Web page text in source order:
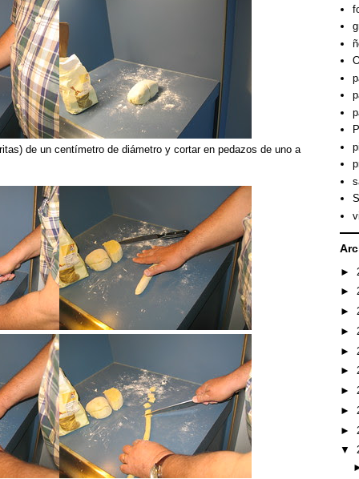
de un centímetro de diámetro y cortar en pedazos de uno a
►
►
►
►
►
►
►
►
►
▼